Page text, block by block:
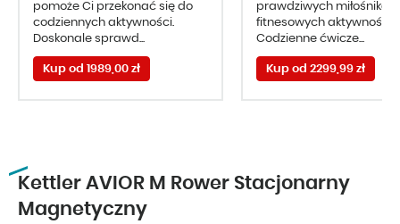
pomoże Ci przekonać się do
codziennych aktywności.
Doskonale sprawd...
Kup od 1989,00 zł
prawdziwych miłośników
fitnesowych aktywności.
Codzienne ćwicze...
Kup od 2299,99 zł
Kettler AVIOR M Rower Stacjonarny
Magnetyczny